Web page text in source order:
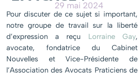
29 mai 2024
Pour discuter de ce sujet si important,
notre groupe de travail sur la liberté
d’expression a reçu Lorraine Gay,
avocate, fondatrice du Cabinet
Nouvelles et Vice-Présidente de
l’Association des Avocats Praticiens de